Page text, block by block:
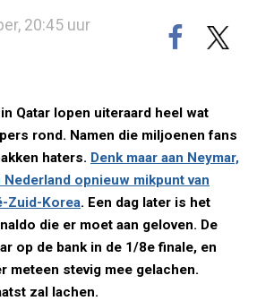
20:45 uur
Qatar lopen uiteraard heel wat
rond. Namen die miljoenen fans
haters. Denk maar aan Neymar,
opnieuw mikpunt van
Zuid-Korea. Een dag later is het
die er moet aan geloven. De
op de bank in de 1/8e finale, en
meteen stevig mee gelachen.
zal lachen.